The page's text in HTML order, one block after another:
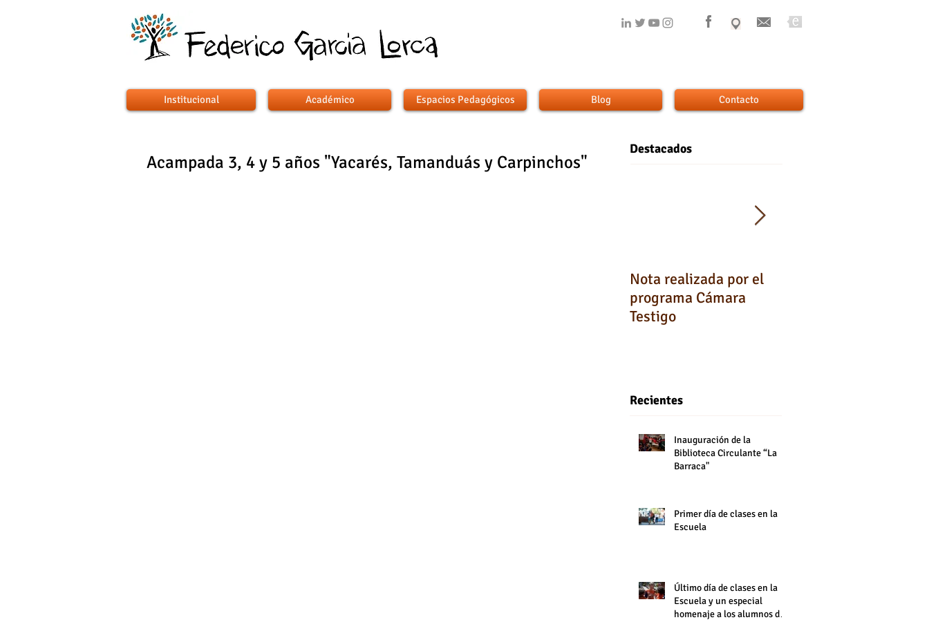
Institucional Académico Espacios Pedagógicos Blog Contacto
Acampada 3, 4 y 5 años "Yacarés, Tamanduás y Carpinchos"
Destacados
Nota realizada por el
programa Cámara
Testigo
Recientes
Inauguración de la
Biblioteca Circulante “La
Barraca"
Primer día de clases en la
Escuela
Último día de clases en la
Escuela y un especial
homenaje a los alumnos de